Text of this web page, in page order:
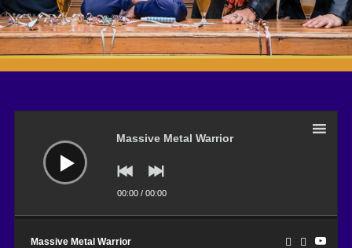
Massive Metal Warrior
00:00/ 00:00
Massive Metal Warrior